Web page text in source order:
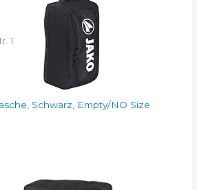
1
Schwarz, Empty/NO Size